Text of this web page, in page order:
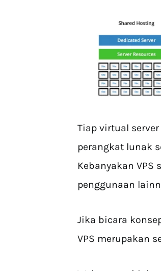
Tiap virtual
perangkat lunak
Kebanyakan
penggunaan
Jika bicara
VPS merupakan